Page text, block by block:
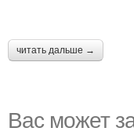
читать дальше →
Вас может